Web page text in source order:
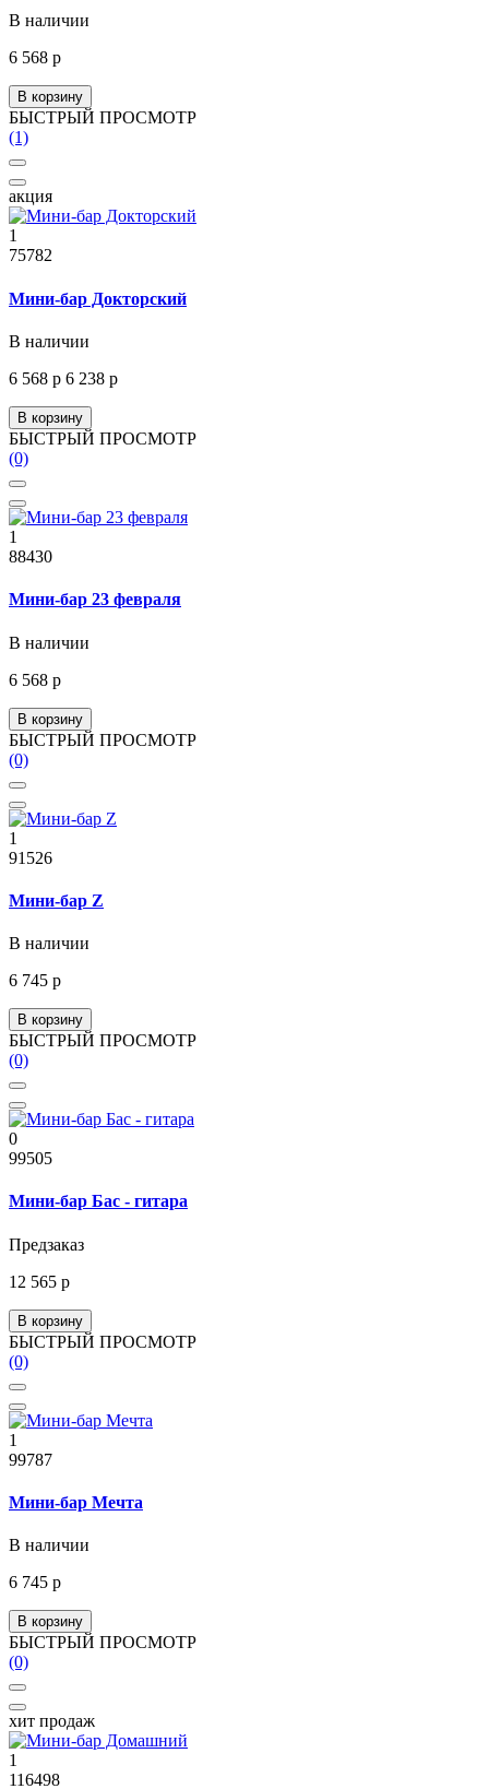
В наличии
6 568 р
В корзину
БЫСТРЫЙ ПРОСМОТР
(1)
акция
1
75782
Мини-бар Докторский
В наличии
6 568 р 6 238 р
В корзину
БЫСТРЫЙ ПРОСМОТР
(0)
1
88430
Мини-бар 23 февраля
В наличии
6 568 р
В корзину
БЫСТРЫЙ ПРОСМОТР
(0)
1
91526
Мини-бар Z
В наличии
6 745 р
В корзину
БЫСТРЫЙ ПРОСМОТР
(0)
0
99505
Мини-бар Бас - гитара
Предзаказ
12 565 р
В корзину
БЫСТРЫЙ ПРОСМОТР
(0)
1
99787
Мини-бар Мечта
В наличии
6 745 р
В корзину
БЫСТРЫЙ ПРОСМОТР
(0)
хит продаж
1
116498